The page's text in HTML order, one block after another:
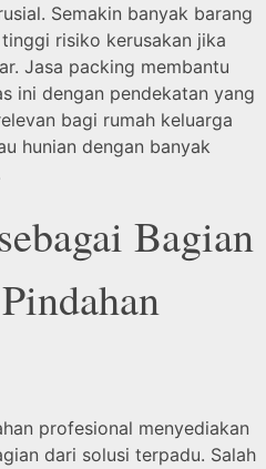
Semakin banyak barang
risiko kerusakan jika
Jasa packing membantu
ini dengan pendekatan yang
bagi rumah keluarga
hunian dengan banyak
Bagian
profesional menyediakan
dari solusi terpadu. Salah